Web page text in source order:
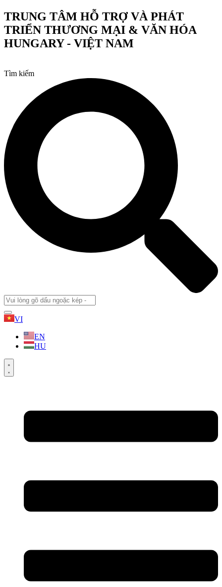
Chuyển
đến
nội
dung
TRUNG TÂM HỖ TRỢ VÀ PHÁT
TRIỂN THƯƠNG MẠI & VĂN HÓA
HUNGARY - VIỆT NAM
Tìm kiếm
VI
EN
HU